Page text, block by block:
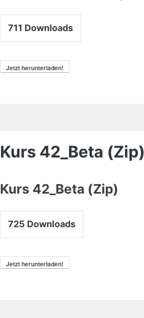
711 Downloads
Jetzt herunterladen!
Kurs 42_Beta (Zip)
Kurs 42_Beta (Zip)
725 Downloads
Jetzt herunterladen!